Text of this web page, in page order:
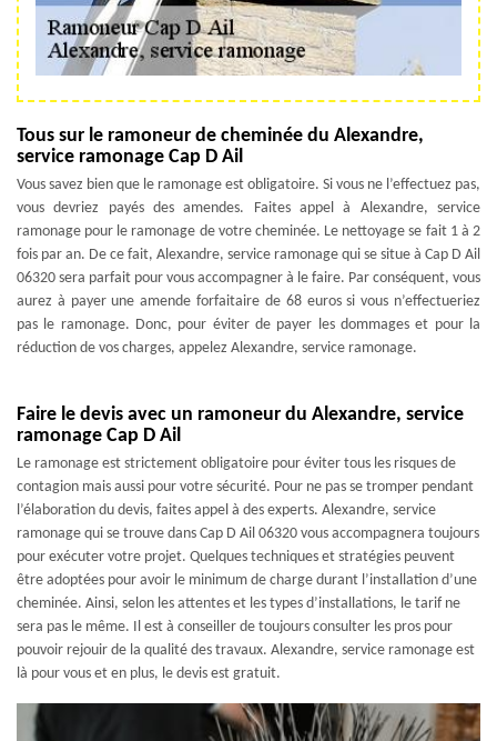
Tous sur le ramoneur de cheminée du Alexandre,
service ramonage Cap D Ail
Vous savez bien que le ramonage est obligatoire. Si vous ne l’effectuez pas,
vous devriez payés des amendes. Faites appel à Alexandre, service
ramonage pour le ramonage de votre cheminée. Le nettoyage se fait 1 à 2
fois par an. De ce fait, Alexandre, service ramonage qui se situe à Cap D Ail
06320 sera parfait pour vous accompagner à le faire. Par conséquent, vous
aurez à payer une amende forfaitaire de 68 euros si vous n’effectueriez
pas le ramonage. Donc, pour éviter de payer les dommages et pour la
réduction de vos charges, appelez Alexandre, service ramonage.
Faire le devis avec un ramoneur du Alexandre, service
ramonage Cap D Ail
Le ramonage est strictement obligatoire pour éviter tous les risques de
contagion mais aussi pour votre sécurité. Pour ne pas se tromper pendant
l’élaboration du devis, faites appel à des experts. Alexandre, service
ramonage qui se trouve dans Cap D Ail 06320 vous accompagnera toujours
pour exécuter votre projet. Quelques techniques et stratégies peuvent
être adoptées pour avoir le minimum de charge durant l’installation d’une
cheminée. Ainsi, selon les attentes et les types d’installations, le tarif ne
sera pas le même. Il est à conseiller de toujours consulter les pros pour
pouvoir rejouir de la qualité des travaux. Alexandre, service ramonage est
là pour vous et en plus, le devis est gratuit.